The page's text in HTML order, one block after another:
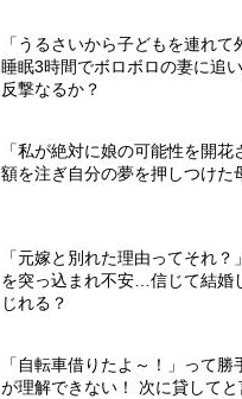
「うるさいから子どもを連れ
睡眠3時間でボロボロの妻に追
反撃なるか？
「私が絶対に娘の可能性を開
額を注ぎ自分の夢を押しつけた
「元嫁と別れた理由ってそれ
を突っ込まれ不安…信じて結婚
じれる？
「自転車借りたよ～！」って
が理解できない！ 次に貸して